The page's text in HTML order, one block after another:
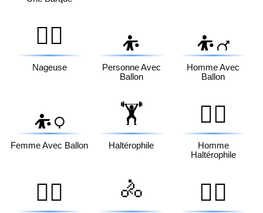
🏊‍♀️
Nageuse
⛹️
Personne Avec
Ballon
⛹️‍♂️
Homme Avec
Ballon
⛹️‍♀️
Femme Avec Ballon
🏋️
Haltérophile
🏋️‍♂️
Homme
Haltérophile
🏋️‍♀️ 🚴 🚴‍♂️